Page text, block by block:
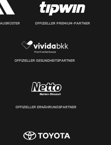
OFFIZIELLER PREMIUM-PARTNER
OFFIZIELLER GESUNDHEITSPARTNER
OFFIZIELLER ERNÄHRUNGSPARTNER